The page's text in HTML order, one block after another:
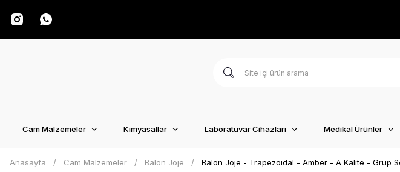
Cam Malzemeler Kimyasallar Laboratuvar Cihazları Medikal Ürünler
Anasayfa Cam Malzemeler Balon Joje Balon Joje - Trapezoidal - Amber - A Kalite - Grup